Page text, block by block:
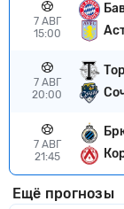
7 АВГ
15:00
7 АВГ
20:00
7 АВГ
21:45
Ещё прогнозы